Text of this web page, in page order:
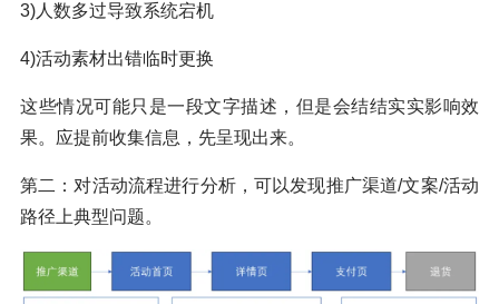
3)人数多过导致系统宕机
4)活动素材出错临时更换
这些情况可能只是一段文字描述，但是会结结实实影响效
果。应提前收集信息，先呈现出来。
第二：对活动流程进行分析，可以发现推广渠道/文案/活动
路径上典型问题。